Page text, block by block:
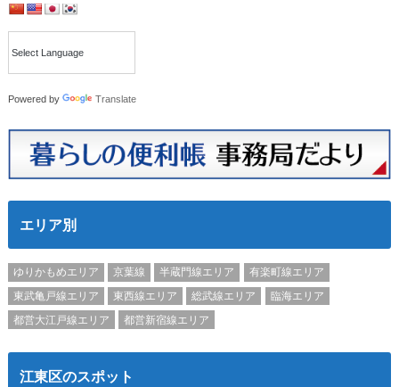
Powered by Translate
エリア別
ゆりかもめエリア 京葉線 半蔵門線エリア
有楽町線エリア
東武亀戸線エリア
東西線エリア 総武線エリア
臨海エリア
都営大江戸線エリア
都営新宿線エリア
江東区のスポット